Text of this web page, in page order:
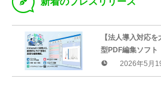
【法人導入対応
型PDF編集ソフ
証明書の導入と
頼性を向上。
2026年5月